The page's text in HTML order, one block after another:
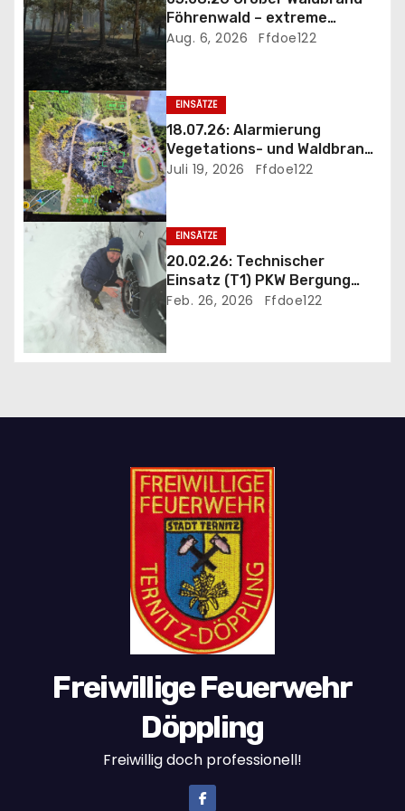
v
g
a
t
i
Föhrenwald – extreme
Einsatzbedingungen
Aug. 6, 2026 Ffdoe122
EINSÄTZE
18.07.26: Alarmierung
Vegetations- und Waldbrand
B3 Föhrenwald
Juli 19, 2026 Ffdoe122
EINSÄTZE
20.02.26: Technischer
Einsatz (T1) PKW Bergung
und Eigehilfe wegen
Feb. 26, 2026 Ffdoe122
Freiwillige Feuerwehr
Döppling
Freiwillig doch professionell!